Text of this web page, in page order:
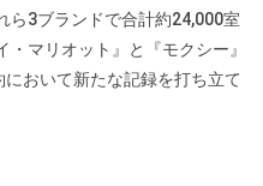
ら3ブランドで合計約24,000室
マリオット』と『モクシー』
おいて新たな記録を打ち立て